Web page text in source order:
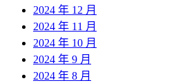
2024 年 12 月
2024 年 11 月
2024 年 10 月
2024 年 9 月
2024 年 8 月